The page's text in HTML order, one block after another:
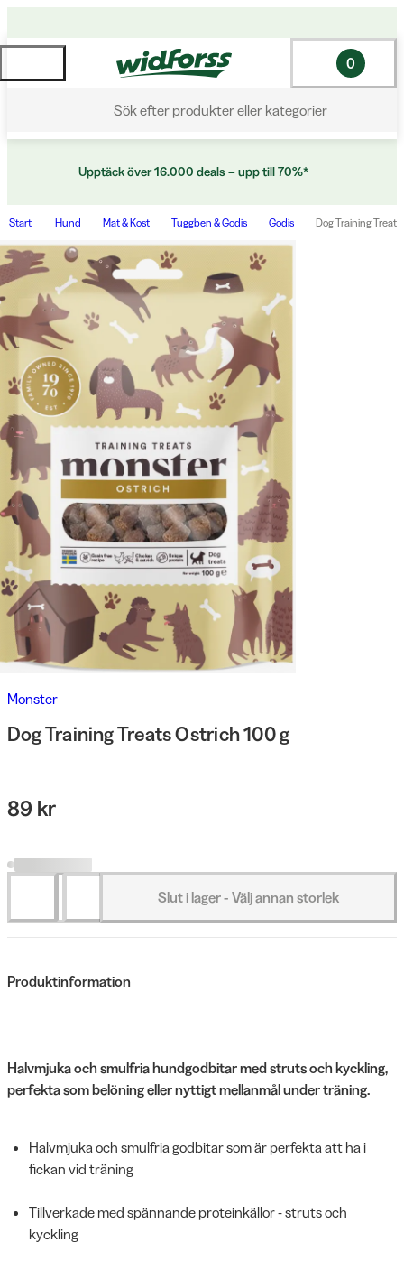
Sök efter produkter eller kategorier
0
Upptäck över 16.000 deals – upp till 70%*
Start Hund Mat & Kost Tuggben & Godis Godis Dog Training
Monster
Dog Training Treats Ostrich 100 g
89 kr
Slut i lager - Välj annan storlek
Produktinformation
Halvmjuka och smulfria hundgodbitar med struts och kyckling,
perfekta som belöning eller nyttigt mellanmål under träning.
Halvmjuka och smulfria godbitar som är perfekta att ha i
fickan vid träning
Tillverkade med spännande proteinkällor - struts och
kyckling